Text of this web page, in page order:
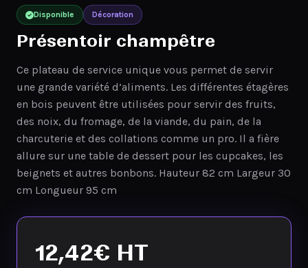
Disponible Décoration
Présentoir champêtre
Ce plateau de service unique vous permet de servir
une grande variété d’aliments. Les différentes étagères
en bois peuvent être utilisées pour servir des fruits,
des noix, du fromage, de la viande, du pain, de la
charcuterie et des collations comme un pro. Il a fière
allure sur une table de dessert pour les cupcakes, les
beignets et autres bonbons. Hauteur 82 cm Largeur 30
cm Longueur 95 cm
12,42€ HT